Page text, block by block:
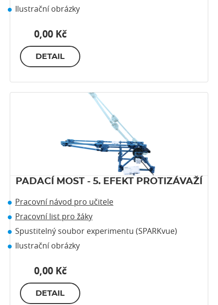
Ilustrační obrázky
0,00 Kč
DETAIL
PADACÍ MOST - 5. EFEKT PROTIZÁVAŽÍ
Pracovní návod pro učitele
Pracovní list pro žáky
Spustitelný soubor experimentu (SPARKvue)
Ilustrační obrázky
0,00 Kč
DETAIL